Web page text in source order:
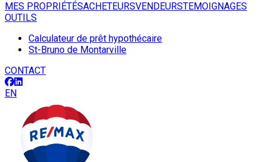
MES PROPRIÉTÉSACHETEURSVENDEURSTEMOIGNAGES
OUTILS
Calculateur de prêt hypothécaire
St-Bruno de Montarville
CONTACT
EN